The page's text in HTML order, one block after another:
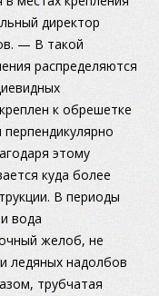
директор
— В такой
распределяются
к обрешетке
этому
куда более
В периоды
вода
желоб, не
ледяных надолбов
трубчатая